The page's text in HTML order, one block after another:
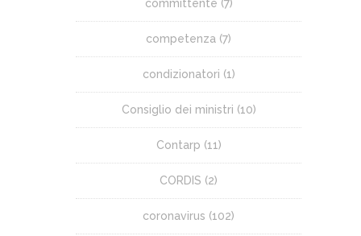
committente (7)
competenza (7)
condizionatori (1)
Consiglio dei ministri (10)
Contarp (11)
CORDIS (2)
coronavirus (102)